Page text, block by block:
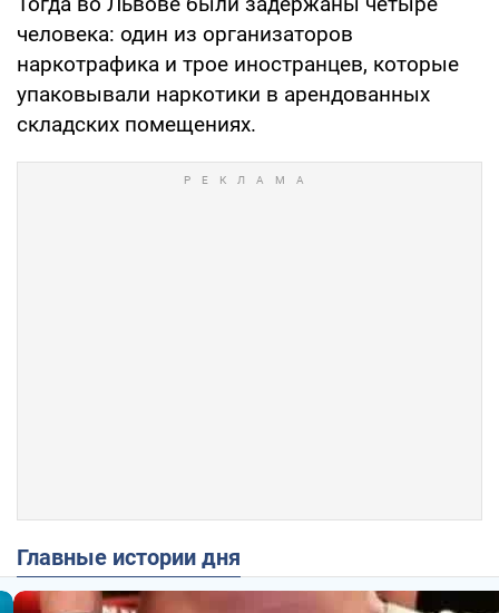
человека: один из организаторов
наркотрафика и трое иностранцев, которые
упаковывали наркотики в арендованных
складских помещениях.
Главные истории дня